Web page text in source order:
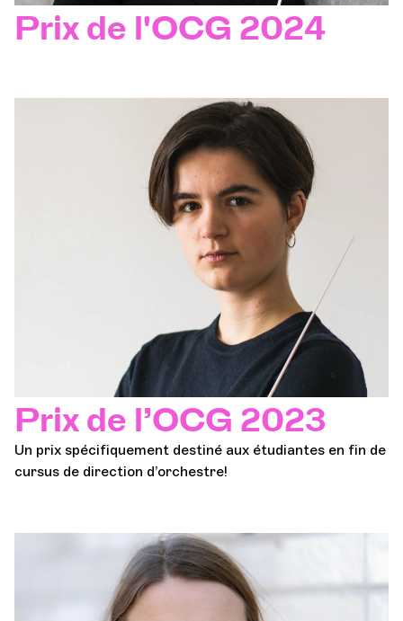
Prix de l'OCG 2024
Prix de l’OCG 2023
Un prix spécifiquement destiné aux étudiantes en fin de
cursus de direction d’orchestre!